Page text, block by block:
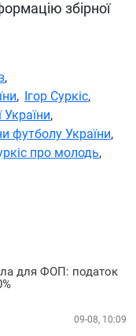
збірної
,
, Ігор Суркіс,
України,
футболу України,
про молодь,
для ФОП: податок
09-08, 10:09